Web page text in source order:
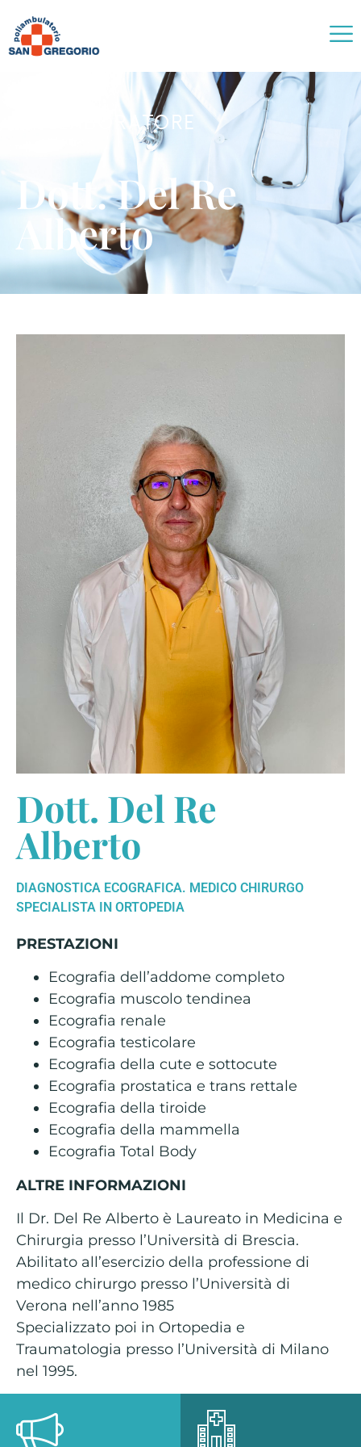
COLLABORATORE
Dott. Del Re
Alberto
Dott. Del Re
Alberto
DIAGNOSTICA ECOGRAFICA. MEDICO CHIRURGO
SPECIALISTA IN ORTOPEDIA
PRESTAZIONI
Ecografia dell’addome completo
Ecografia muscolo tendinea
Ecografia renale
Ecografia testicolare
Ecografia della cute e sottocute
Ecografia prostatica e trans rettale
Ecografia della tiroide
Ecografia della mammella
Ecografia Total Body
ALTRE INFORMAZIONI
Il Dr. Del Re Alberto è Laureato in Medicina e
Chirurgia presso l’Università di Brescia.
Abilitato all’esercizio della professione di
medico chirurgo presso l’Università di
Verona nell’anno 1985
Specializzato poi in Ortopedia e
Traumatologia presso l’Università di Milano
nel 1995.